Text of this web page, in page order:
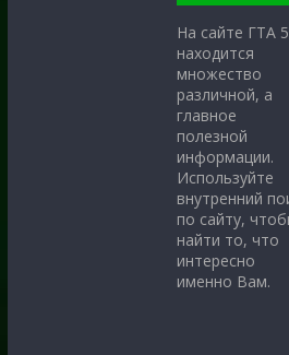
На сайте ГТА
находится
множество
различной, а
главное
полезной
информации.
Используйте
внутренний
по сайту,
найти то, что
интересно
именно Вам.